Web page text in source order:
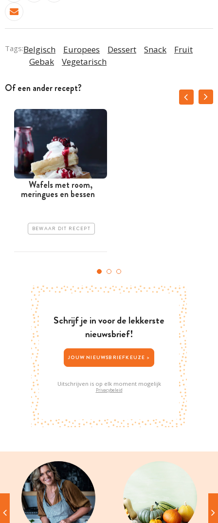
Tags:Belgisch Europees Dessert Snack
Fruit
Gebak
Vegetarisch
Of een ander recept?
Wafels met room,
meringues en bessen
BEWAAR DIT RECEPT
Schrijf je in voor de lekkerste
nieuwsbrief!
JOUW NIEUWSBRIEFKEUZE >
Uitschrijven is op elk moment mogelijk
Privacybeleid